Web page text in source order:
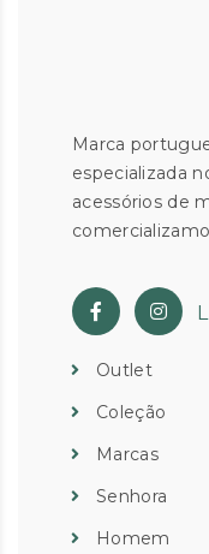
Marca
especializada
acessórios de
Outlet
Coleção
Marcas
Senhora
Homem